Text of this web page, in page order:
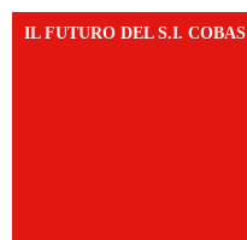
IL FUTURO DEL S.I. COBAS